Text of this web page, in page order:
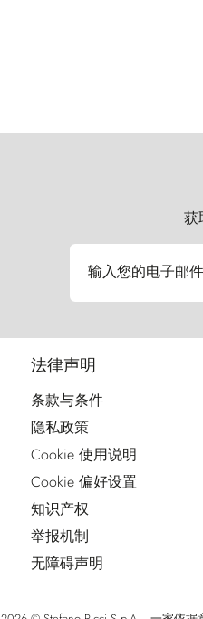
获
输入您的电子邮
法律声明
条款与条件
隐私政策
Cookie 使用说明
Cookie 偏好设置
知识产权
举报机制
无障碍声明